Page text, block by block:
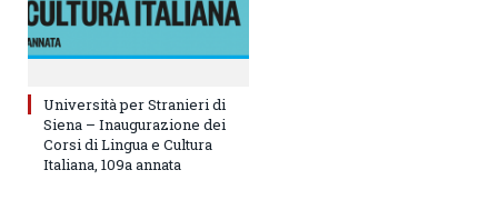
Università per Stranieri di
Siena – Inaugurazione dei
Corsi di Lingua e Cultura
Italiana, 109a annata